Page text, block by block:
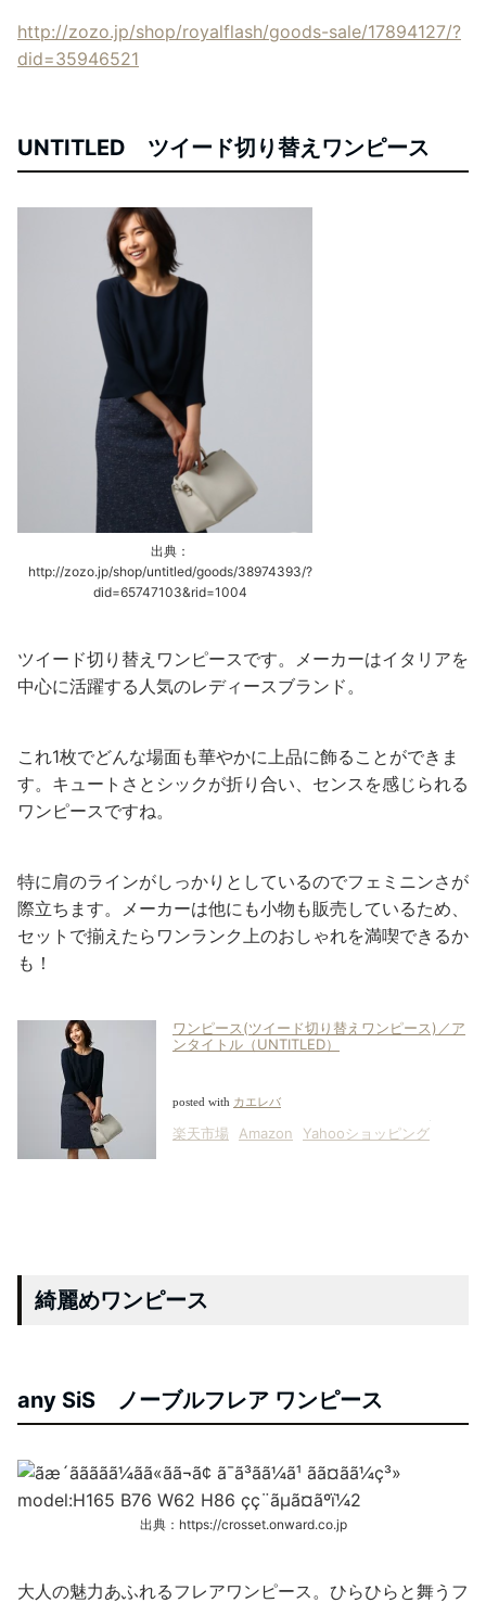
http://zozo.jp/shop/royalflash/goods-sale/17894127/?
did=35946521
UNTITLED ツイード切り替えワンピース
出典：
http://zozo.jp/shop/untitled/goods/38974393/?
did=65747103&rid=1004
ツイード切り替えワンピースです。メーカーはイタリアを
中心に活躍する人気のレディースブランド。
これ1枚でどんな場面も華やかに上品に飾ることができま
す。キュートさとシックが折り合い、センスを感じられる
ワンピースですね。
特に肩のラインがしっかりとしているのでフェミニンさが
際立ちます。メーカーは他にも小物も販売しているため、
セットで揃えたらワンランク上のおしゃれを満喫できるか
も！
ワンピース(ツイード切り替えワンピース)／ア
ンタイトル（UNTITLED）
posted with カエレバ
楽天市場 Amazon Yahooショッピング
綺麗めワンピース
any SiS ノーブルフレア ワンピース
出典：https://crosset.onward.co.jp
大人の魅力あふれるフレアワンピース。ひらひらと舞うフ